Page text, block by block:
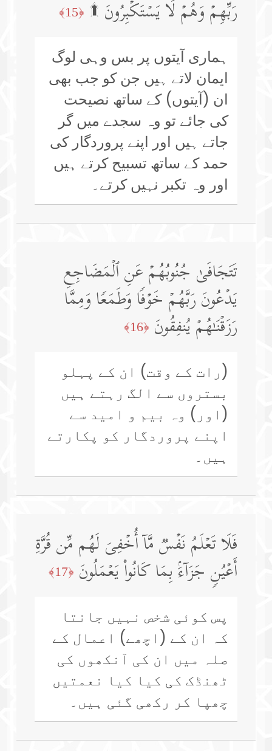
رَبِّهِمۡ وَهُمۡ لَا یَسۡتَكۡبِرُونَ ۩ ﴿15﴾
ہماری آیتوں پر بس وہی لوگ
ایمان لاتے ہیں جن کو جب بھی
ان (آیتوں) کے ساتھ نصیحت
کی جائے تو وہ سجدے میں گر
جاتے ہیں اور اپنے پروردگار کی
حمد کے ساتھ تسبیح کرتے ہیں
اور وہ تکبر نہیں کرتے۔
تَتَجَافَىٰ جُنُوبُهُمۡ عَنِ ٱلۡمَضَاجِعِ
یَدۡعُونَ رَبَّهُمۡ خَوۡفࣰا وَطَمَعࣰا وَمِمَّا
رَزَقۡنَـٰهُمۡ یُنفِقُونَ ﴿16﴾
(رات کے وقت) ان کے پہلو
بستروں سے الگ رہتے ہیں
(اور) وہ بیم و امید سے
اپنے پروردگار کو پکارتے
ہیں۔
فَلَا تَعۡلَمُ نَفۡسࣱ مَّاۤ أُخۡفِیَ لَهُم مِّن قُرَّةِ
أَعۡیُنࣲ جَزَاۤءَۢ بِمَا كَانُوا۟ یَعۡمَلُونَ ﴿17﴾
پس کوئی شخص نہیں جانتا
کہ ان کے (اچھے) اعمال کے
صلہ میں ان کی آنکھوں کی
ٹھنڈک کی کیا کیا نعمتیں
چھپا کر رکھی گئی ہیں۔